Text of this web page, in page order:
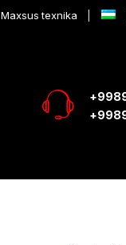
Maxsus texnika